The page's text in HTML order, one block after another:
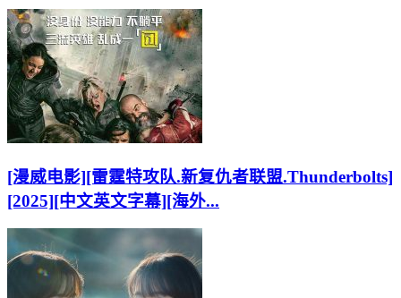
[漫威电影][雷霆特攻队.新复仇者联盟.Thunderbolts]
[2025][中文英文字幕][海外...